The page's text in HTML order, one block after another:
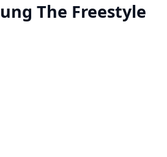
The Freestyle